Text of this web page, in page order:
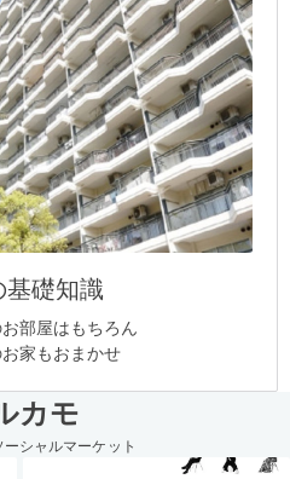
基礎知識
部屋はもちろん
家もおまかせ
カモ
シャルマーケット